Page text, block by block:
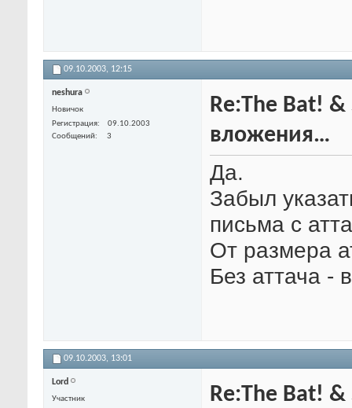
09.10.2003, 12:15
neshura
Новичок
Регистрация
09.10.2003
Сообщений
3
Re:The Bat!
вложения…
Да.
Забыл
письма с
От размера
Без аттача -
09.10.2003, 13:01
Lord
Участник
Re:The Bat!